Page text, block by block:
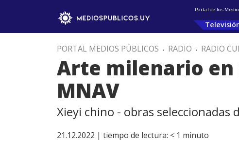
Portal de los
PORTAL MEDIOS PÚBLICOS . RADIO . RADIO
Arte milenario en
MNAV
Xieyi chino - obras seleccionadas
21.12.2022 | tiempo de lectura: < 1 minuto